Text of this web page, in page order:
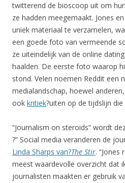
twitterend de bioscoop uit om
ze hadden meegemaakt. Jones
uniek materiaal te verzamelen,
een goede foto van vermeende
ze uiteindelijk van de online
haalden. De eerste foto waarop
stond. Velen noemen Reddit een
medialandschap, hoewel
ook kritiek?uiten op de tijdslijn
“Journalism on steroids” wordt
?” Social media veranderen de
Linda Sharps van?The Stir.
meest waardevolle overzicht dat
journalisten maakten er gebruik